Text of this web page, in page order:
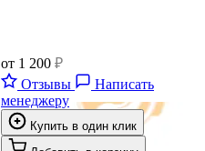
от 1 200 ₽
Отзывы
Написать
менеджеру
Купить в один клик